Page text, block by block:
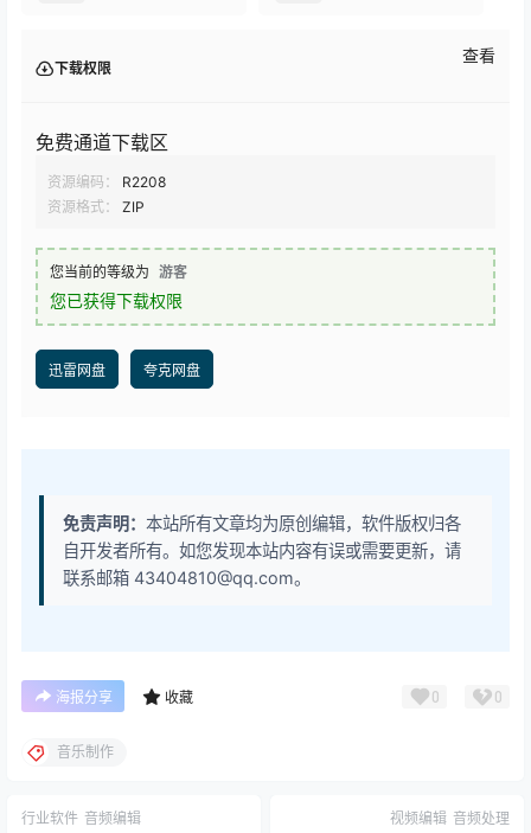
下载权限
查看
免费通道下载区
资源编码：
R2208
资源格式：
ZIP
您当前的等级为 游客
您已获得下载权限
迅雷网盘 夸克网盘
免责声明： 本站所有文章均为原创编辑，软件版权归各
自开发者所有。如您发现本站内容有误或需要更新，请
联系邮箱 43404810@qq.com。
海报分享 收藏 0 0
音乐制作
行业软件 音频编辑 视频编辑 音频处理